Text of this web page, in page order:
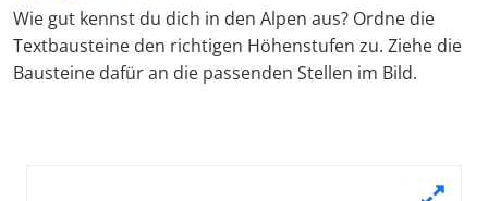
Wie gut kennst du dich in den Alpen aus? Ordne die
Textbausteine den richtigen Höhenstufen zu. Ziehe die
Bausteine dafür an die passenden Stellen im Bild.